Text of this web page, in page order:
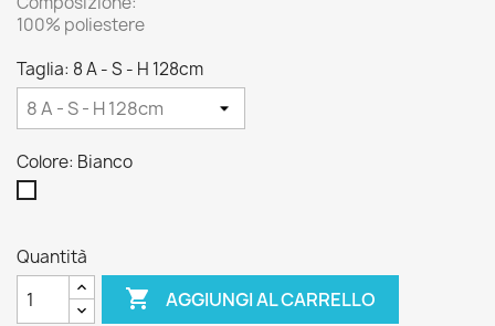
100% poliestere
Taglia: 8 A - S - H 128cm
Colore: Bianco
Quantità
 AGGIUNGI AL CARRELLO